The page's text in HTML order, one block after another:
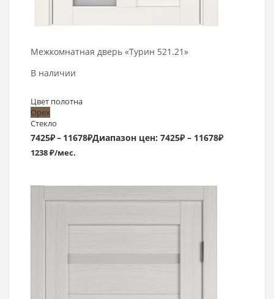
Межкомнатная дверь «Турин 521.21»
В наличии
Цвет полотна
Орех
Стекло
7425₽– 11678₽Диапазон цен: 7425₽ – 11678₽
1238 ₽/мес.
Выбрать >